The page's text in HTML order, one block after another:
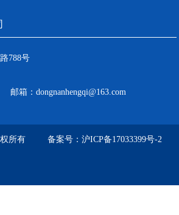
788号
：dongnanhengqi@163.com
权所有 备案号： 沪ICP备17033399号-2